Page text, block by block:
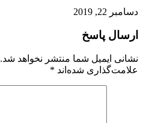
دسامبر 22, 2019
ارسال پاسخ
نشانی ایمیل شما منتشر نخواهد شد.
علامت‌گذاری شده‌اند *